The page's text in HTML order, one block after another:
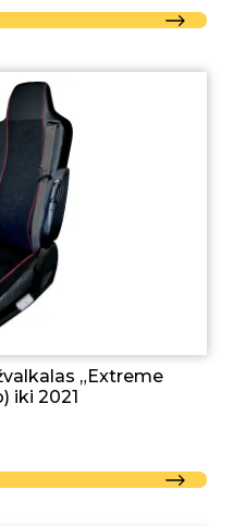
„Extreme
iki 2021